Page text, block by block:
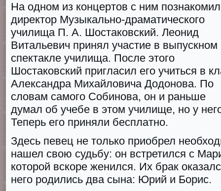
На одном из концертов с ним
директор Музыкально-драматического
училища П. А. Шостаковский. Леонид
Витальевич принял участие в выпускном
спектакле училища. После этого
Шостаковский пригласил его учиться в
Александра Михайловича Додонова. По
словам самого Собинова, он и раньше
думал об учебе в этом училище, но у
Теперь его приняли бесплатно.
Здесь певец не только приобрел
нашел свою судьбу: он встретился с
которой вскоре женился. Их брак
него родились два сына: Юрий и Борис.